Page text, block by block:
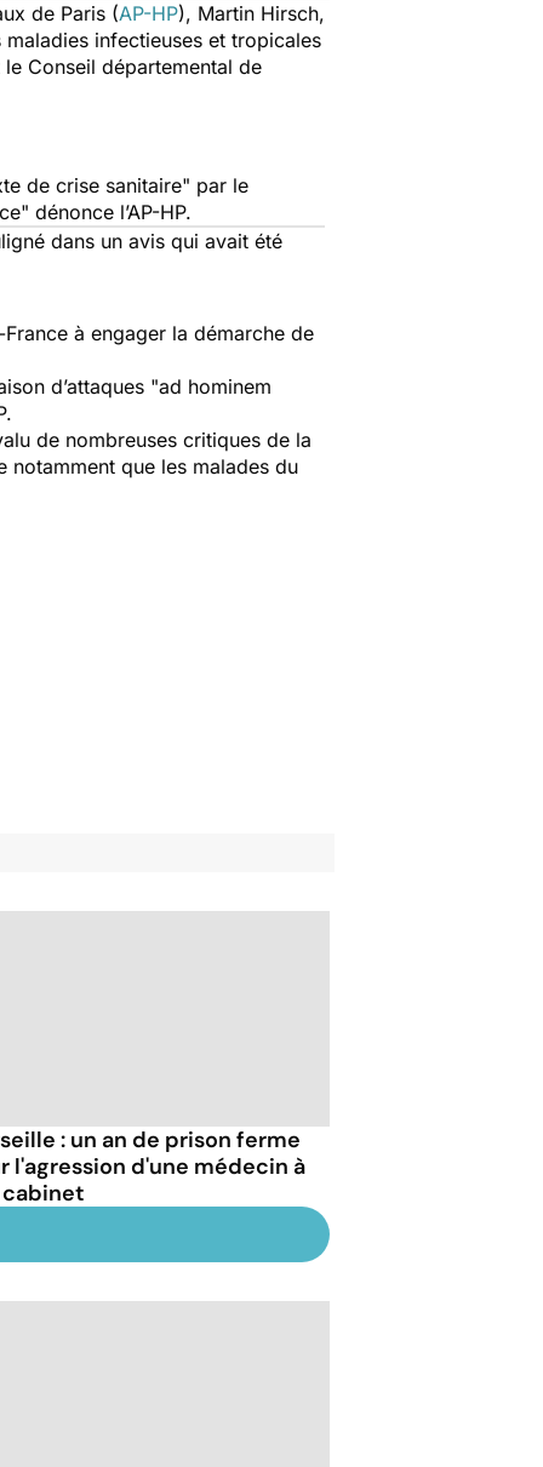
de Paris (AP-HP), Martin Hirsch,
infectieuses et tropicales
Conseil départemental de
de crise sanitaire" par le
" dénonce l’AP-HP.
dans un avis qui avait été
à engager la démarche de
d’attaques "ad hominem
de nombreuses critiques de la
que les malades du
: un an de prison ferme
l'agression d'une médecin à